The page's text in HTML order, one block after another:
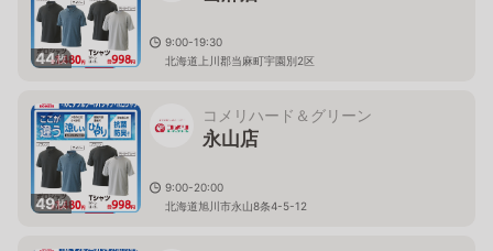
44枚
9:00-19:30
北海道上川郡当麻町宇園別2区
49枚
コメリハード＆グリーン
永山店
9:00-20:00
北海道旭川市永山8条4-5-12